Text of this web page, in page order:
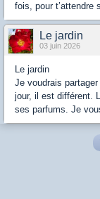
fois, pour t’attendre
Le jardin
03 juin 2026
Le jardin
Je voudrais
jour, il est différent.
ses parfums. Je